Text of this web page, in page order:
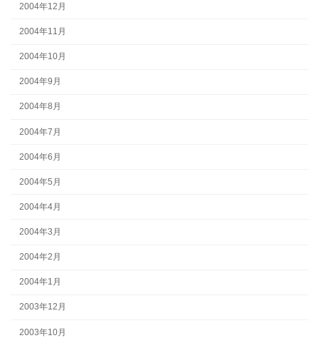
2004年12月
2004年11月
2004年10月
2004年9月
2004年8月
2004年7月
2004年6月
2004年5月
2004年4月
2004年3月
2004年2月
2004年1月
2003年12月
2003年10月